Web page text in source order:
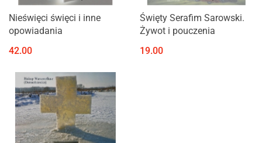
Nieświęci święci i inne
opowiadania
42.00
Święty Serafim Sarowski.
Żywot i pouczenia
19.00